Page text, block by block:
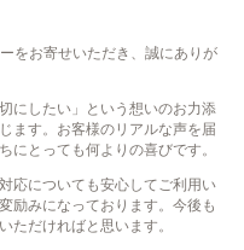
をお寄せいただき、誠にありが
にしたい」という想いのお力添
ます。お客様のリアルな声を届
にとっても何よりの喜びです。
応についても安心してご利用い
励みになっております。今後も
ただければと思います。